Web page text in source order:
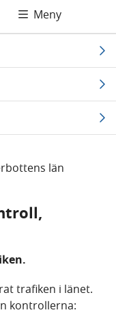
Meny
län
trafiken i länet.
kontrollerna: